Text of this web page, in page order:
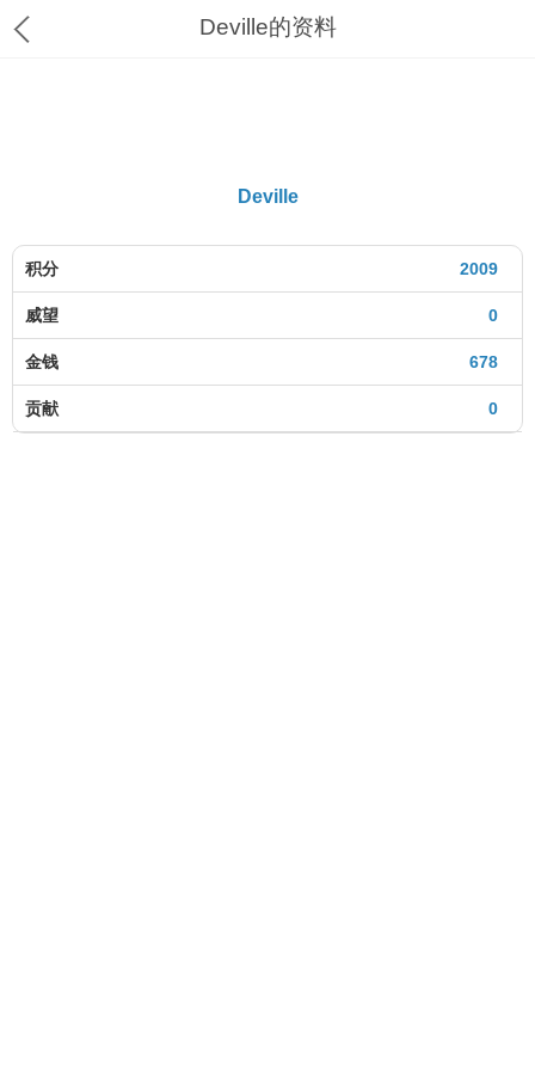
Deville的资料
Deville
2009
积分
0
威望
678
金钱
0
贡献